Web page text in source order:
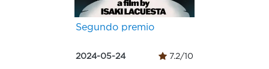
Segundo premio
2024-05-24 7.2/10